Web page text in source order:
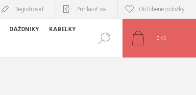
Registrovať Prihlásiť sa Obľúbené položky
DÁŽDNIKY KABELKY
0 KS